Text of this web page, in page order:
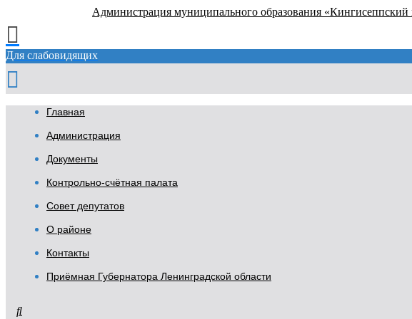
Администрация муниципального образования
Для слабовидящих
Главная
Администрация
Документы
Контрольно-счётная палата
Совет депутатов
О районе
Контакты
Приёмная Губернатора Ленинградской области